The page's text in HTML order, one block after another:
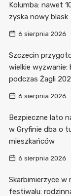
Kolumba: nawet
zyska nowy blask
6 sierpnia 2026
Szczecin
wielkie
podczas Żagli
6 sierpnia 2026
Bezpieczne lato
w Gryfinie dba o
mieszkańców
6 sierpnia 2026
Skarbimierzyce w
festiwalu: